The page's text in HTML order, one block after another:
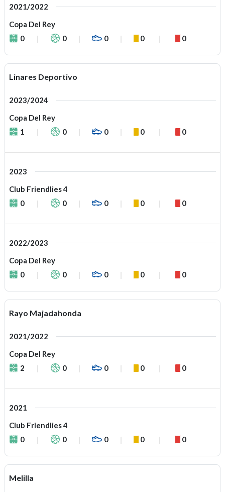
2021/2022
Copa Del Rey
0
0 0 0 0
Linares Deportivo
2023/2024
Copa Del Rey
1
0 0 0 0
2023
Club Friendlies 4
0
0 0 0 0
2022/2023
Copa Del Rey
0
0 0 0 0
Rayo Majadahonda
2021/2022
Copa Del Rey
2
0 0 0 0
2021
Club Friendlies 4
0
0 0 0 0
Melilla